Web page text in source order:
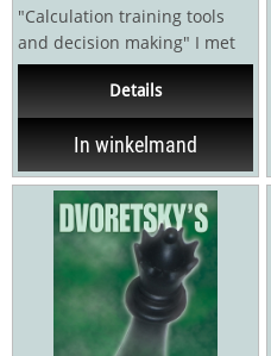
"Calculation training tools
and decision making" I met
the author of this book for
Details
In winkelmand